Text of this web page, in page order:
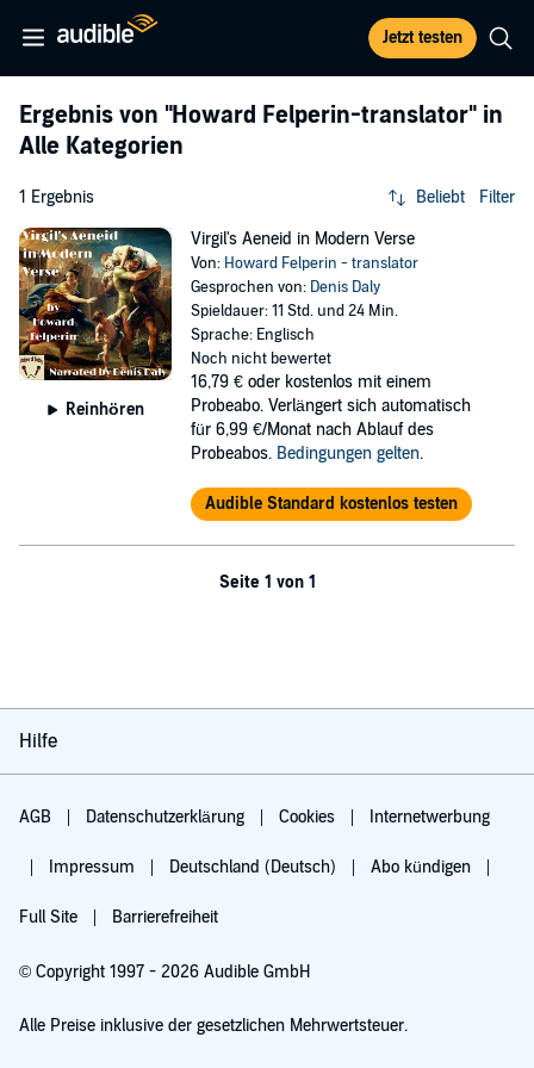
Jetzt testen
Ergebnis von "Howard Felperin-translator" in
Alle Kategorien
1 Ergebnis Beliebt Filter
Reinhören
Virgil's Aeneid in Modern Verse
Von: Howard Felperin - translator
Gesprochen von: Denis Daly
Spieldauer: 11 Std. und 24 Min.
Sprache: Englisch
Noch nicht bewertet
16,79 € oder kostenlos mit einem
Probeabo. Verlängert sich automatisch
für 6,99 €/Monat nach Ablauf des
Probeabos. Bedingungen gelten.
Audible Standard kostenlos testen
Seite 1 von 1
Hilfe
AGB Datenschutzerklärung Cookies Internetwerbung
Impressum Deutschland (Deutsch) Abo kündigen
Full Site Barrierefreiheit
© Copyright 1997 - 2026 Audible GmbH
Alle Preise inklusive der gesetzlichen Mehrwertsteuer.